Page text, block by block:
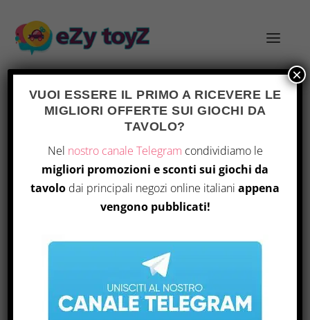
Home/ Prodotto Part Number / NAY-MAG001
Visualizzazione del risultato
VUOI ESSERE IL PRIMO A RICEVERE LE
MIGLIORI OFFERTE SUI GIOCHI DA
TAVOLO?
Nel nostro canale Telegram condividiamo le
migliori promozioni e sconti sui giochi da
tavolo dai principali negozi online italiani appena
vengono pubblicati!
×